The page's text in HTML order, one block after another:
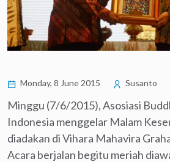
Monday, 8 June 2015 Susanto
Minggu (7/6/2015), Asosiasi
Indonesia menggelar Malam
diadakan di Vihara Mahavira
Acara berjalan begitu meriah